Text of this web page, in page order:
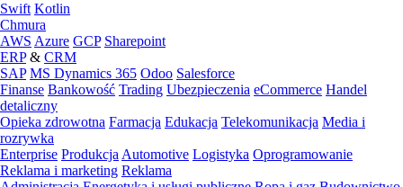
Swift Kotlin
Chmura
AWS Azure GCP Sharepoint
ERP& CRM
SAP MS Dynamics 365 Odoo Salesforce
Finanse Bankowość Trading Ubezpieczenia eCommerce Handel
detaliczny
Opieka zdrowotna Farmacja Edukacja Telekomunikacja Media i
rozrywka
Enterprise Produkcja Automotive Logistyka Oprogramowanie
Reklama i marketing Reklama